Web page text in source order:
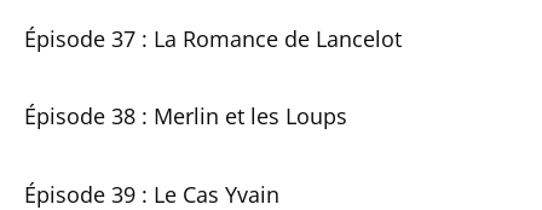
Épisode 37 : La Romance de Lancelot
Épisode 38 : Merlin et les Loups
Épisode 39 : Le Cas Yvain